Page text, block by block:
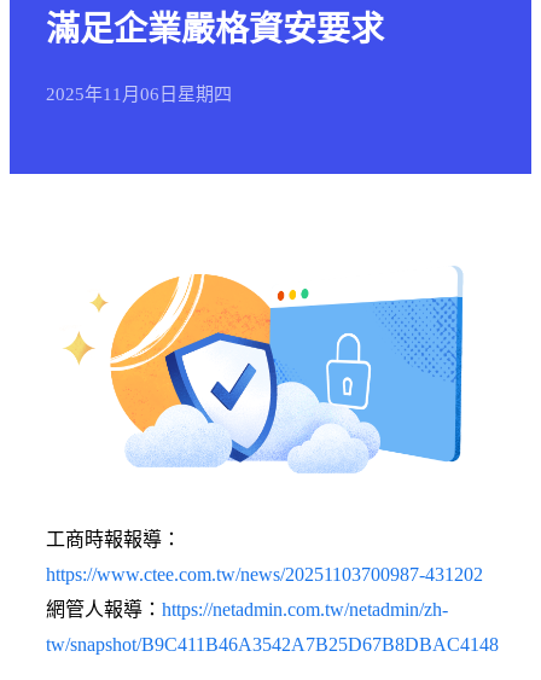
滿足企業嚴格資安要求
2025年11月 06日 星期四
工商時報報導：
https://www.ctee.com.tw/news/20251103700987-431202
網管人報導： https://netadmin.com.tw/netadmin/zh-
tw/snapshot/B9C411B46A3542A7B25D67B8DBAC4148